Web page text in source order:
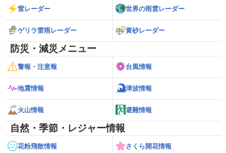
雷レーダー 世界の雨雲レーダー
ゲリラ雷雨レーダー 黄砂レーダー
防災・減災メニュー
警報・注意報 台風情報
地震情報 津波情報
火山情報 避難情報
自然・季節・レジャー情報
花粉飛散情報 さくら開花情報